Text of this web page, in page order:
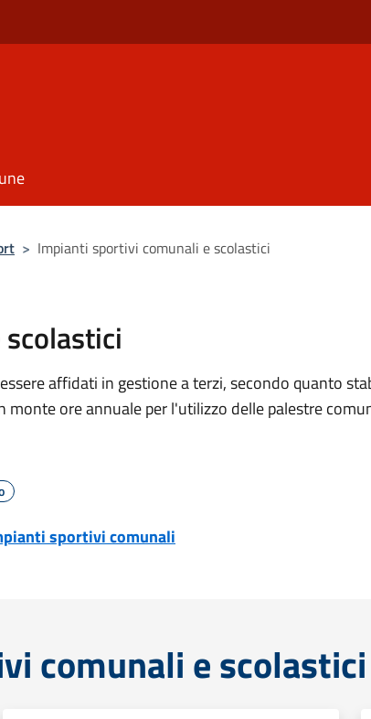
> Impianti sportivi comunali e scolastici
affidati in gestione a terzi, secondo quanto
ore annuale per l'utilizzo delle palestre
sportivicomunali
comunali e scolastici